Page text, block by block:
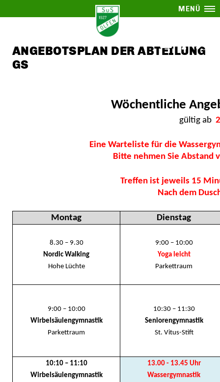
MENÜ
ANGEBOTSPLAN DER ABTEILUNG
GS
Wöchentliche Angebote
gültig ab
Eine Warteliste für die Wassergymnastik
Bitte nehmen Sie Abstand von
Treffen ist jeweils 15
Nach dem Duschen
Montag Dienstag
8.30 – 9.30
Nordic Walking
Hohe Lüchte
9:00 – 10:00
Yoga leicht
Parkettraum
9:00 – 10:00
Wirbelsäulengymnastik
Parkettraum
10:30 – 11:30
Seniorengymnastik
St. Vitus-Stift
10:10 – 11:10
Wirbelsäulengymnastik
13.00 - 13.45 Uhr
Wassergymnastik